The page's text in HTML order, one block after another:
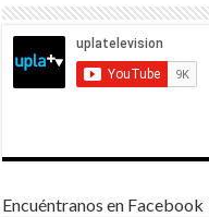
Encuéntranos en Facebook